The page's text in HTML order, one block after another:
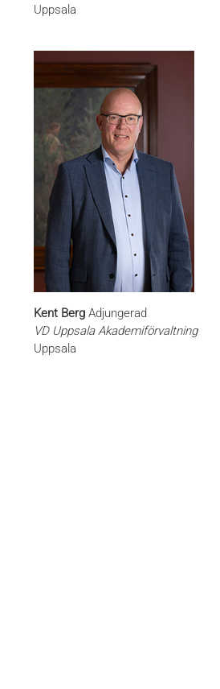
Uppsala
Kent BergAdjungerad
VD Uppsala Akademiförvaltning
Uppsala